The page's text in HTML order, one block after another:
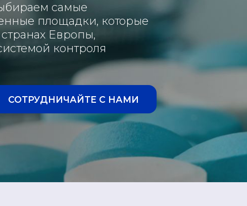
самые
площадки, которые
Европы,
контроля
СОТРУДНИЧАЙТЕ С НАМИ